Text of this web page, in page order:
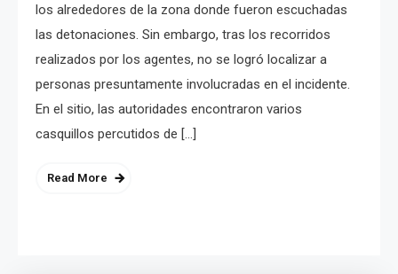
los alrededores de la zona donde fueron escuchadas
las detonaciones. Sin embargo, tras los recorridos
realizados por los agentes, no se logró localizar a
personas presuntamente involucradas en el incidente.
En el sitio, las autoridades encontraron varios
casquillos percutidos de […]
Read More